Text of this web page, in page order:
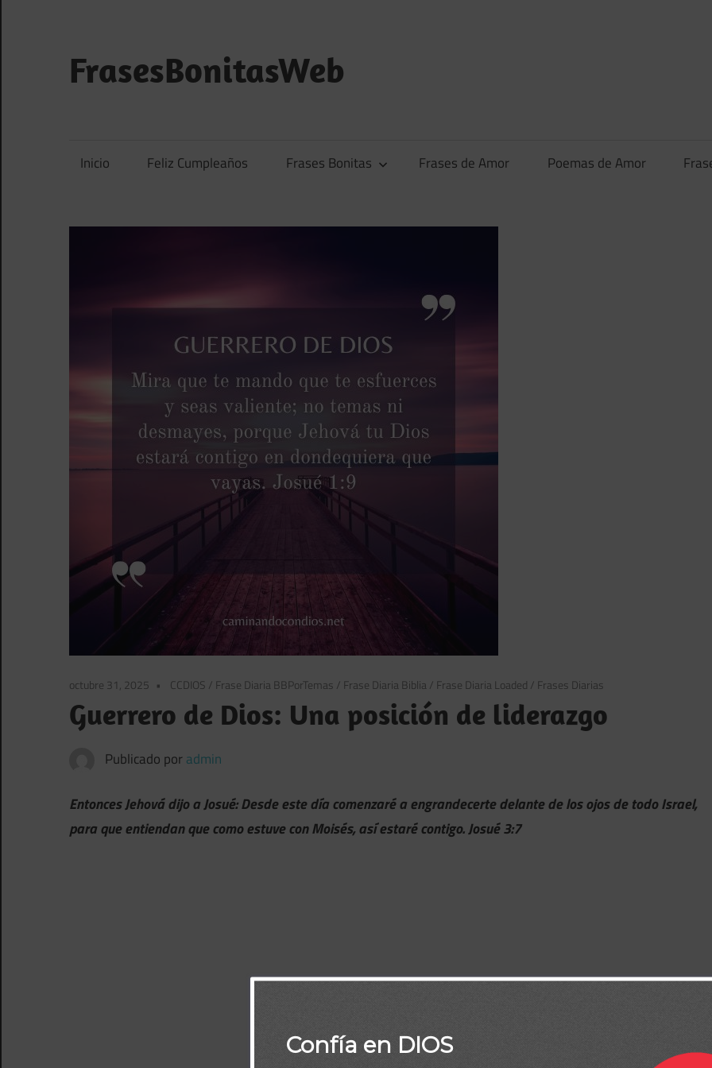
contenido
FrasesBonitasWeb
y
Inicio Feliz Cumpleaños Frases Bonitas Frases de Amor Poemas de Amor
octubre 31, 2025 CCDIOS / Frase Diaria BBPorTemas / Frase Diaria Biblia / Frase Diaria Loaded / Frases Diarias
Guerrero de Dios: Una posición de liderazgo
Publicado por admin
Entonces Jehová dijo a Josué: Desde este día comenzaré a engrandecerte delante de los ojos de todo Israel,
para que entiendan que como estuve con Moisés, así estaré contigo. Josué 3:7
Confía en DIOS